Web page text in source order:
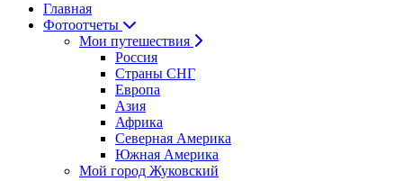
Главная
Фотоотчеты
Мои путешествия
Россия
Страны СНГ
Европа
Азия
Африка
Северная Америка
Южная Америка
Мой город Жуковский